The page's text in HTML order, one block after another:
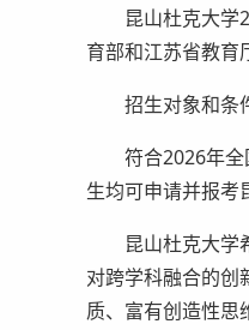
昆山杜克大学
育部和江苏省教育
招生对象和条
符合2026年全
生均可申请并报考
昆山杜克大学希
对跨学科融合的创
质、富有创造性思